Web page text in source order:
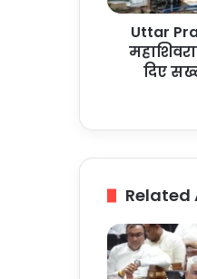
को
बुलंदशहर
शिविरों
सीसीटीवी
Uttar
दिए
Related